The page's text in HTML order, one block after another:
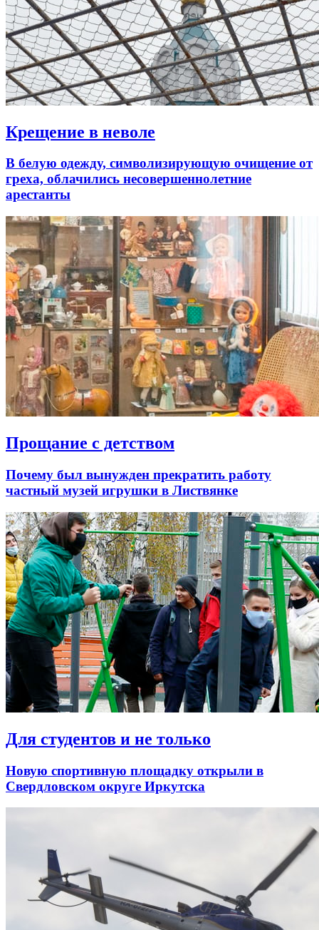
Крещение в неволе
В белую одежду, символизирующую очищение от
греха, облачились несовершеннолетние
арестанты
Прощание с детством
Почему был вынужден прекратить работу
частный музей игрушки в Листвянке
Для студентов и не только
Новую спортивную площадку открыли в
Свердловском округе Иркутска